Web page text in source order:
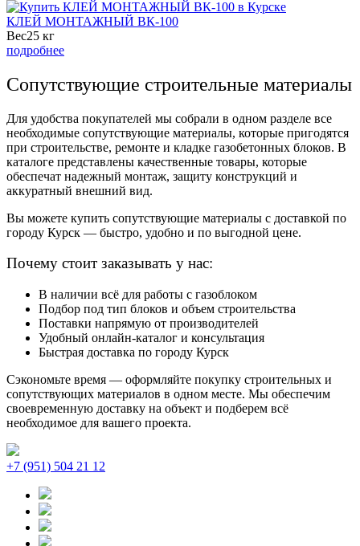
КЛЕЙ МОНТАЖНЫЙ ВК-100
Вес25 кг
подробнее
Сопутствующие строительные материалы
Для удобства покупателей мы собрали в одном разделе все
необходимые сопутствующие материалы, которые пригодятся
при строительстве, ремонте и кладке газобетонных блоков. В
каталоге представлены качественные товары, которые
обеспечат надежный монтаж, защиту конструкций и
аккуратный внешний вид.
Вы можете купить сопутствующие материалы с доставкой по
городу Курск — быстро, удобно и по выгодной цене.
Почему стоит заказывать у нас:
В наличии всё для работы с газоблоком
Подбор под тип блоков и объем строительства
Поставки напрямую от производителей
Удобный онлайн-каталог и консультация
Быстрая доставка по городу Курск
Сэкономьте время — оформляйте покупку строительных и
сопутствующих материалов в одном месте. Мы обеспечим
своевременную доставку на объект и подберем всё
необходимое для вашего проекта.
+7 (951) 504 21 12